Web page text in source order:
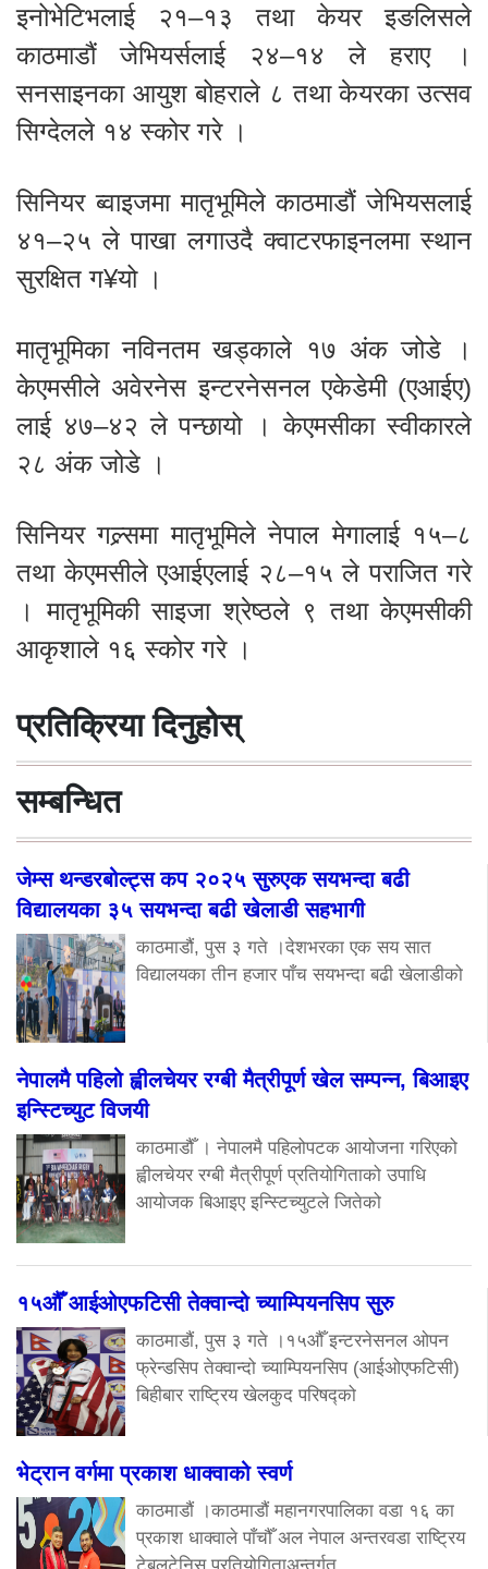
इनोभेटिभलाई २१–१३ तथा केयर इङलिसले
काठमाडौं जेभियर्सलाई २४–१४ ले हराए ।
सनसाइनका आयुश बोहराले ८ तथा केयरका उत्सव
सिग्देलले १४ स्कोर गरे ।
सिनियर ब्वाइजमा मातृभूमिले काठमाडौं जेभियसलाई
४१–२५ ले पाखा लगाउदै क्वाटरफाइनलमा स्थान
सुरक्षित ग¥यो ।
मातृभूमिका नविनतम खड्काले १७ अंक जोडे ।
केएमसीले अवेरनेस इन्टरनेसनल एकेडेमी (एआईए)
लाई ४७–४२ ले पन्छायो । केएमसीका स्वीकारले
२८ अंक जोडे ।
सिनियर गल्र्समा मातृभूमिले नेपाल मेगालाई १५–८
तथा केएमसीले एआईएलाई २८–१५ ले पराजित गरे
। मातृभूमिकी साइजा श्रेष्ठले ९ तथा केएमसीकी
आकृशाले १६ स्कोर गरे ।
प्रतिक्रिया दिनुहोस्
सम्बन्धित
जेम्स थन्डरबोल्ट्स कप २०२५ सुरुएक सयभन्दा बढी
विद्यालयका ३५ सयभन्दा बढी खेलाडी सहभागी
काठमाडौं, पुस ३ गते ।देशभरका एक सय सात
विद्यालयका तीन हजार पाँच सयभन्दा बढी खेलाडीको
नेपालमै पहिलो ह्वीलचेयर रग्बी मैत्रीपूर्ण खेल सम्पन्न, बिआइए
इन्स्टिच्युट विजयी
काठमाडौँ । नेपालमै पहिलोपटक आयोजना गरिएको
ह्वीलचेयर रग्बी मैत्रीपूर्ण प्रतियोगिताको उपाधि
आयोजक बिआइए इन्स्टिच्युटले जितेको
१५औँ आईओएफटिसी तेक्वान्दो च्याम्पियनसिप सुरु
काठमाडौं, पुस ३ गते ।१५औँ इन्टरनेसनल ओपन
फ्रेन्डसिप तेक्वान्दो च्याम्पियनसिप (आईओएफटिसी)
बिहीबार राष्ट्रिय खेलकुद परिषद्को
भेट्रान वर्गमा प्रकाश धाक्वाको स्वर्ण
काठमाडौं ।काठमाडौं महानगरपालिका वडा १६ का
प्रकाश धाक्वाले पाँचौँ अल नेपाल अन्तरवडा राष्ट्रिय